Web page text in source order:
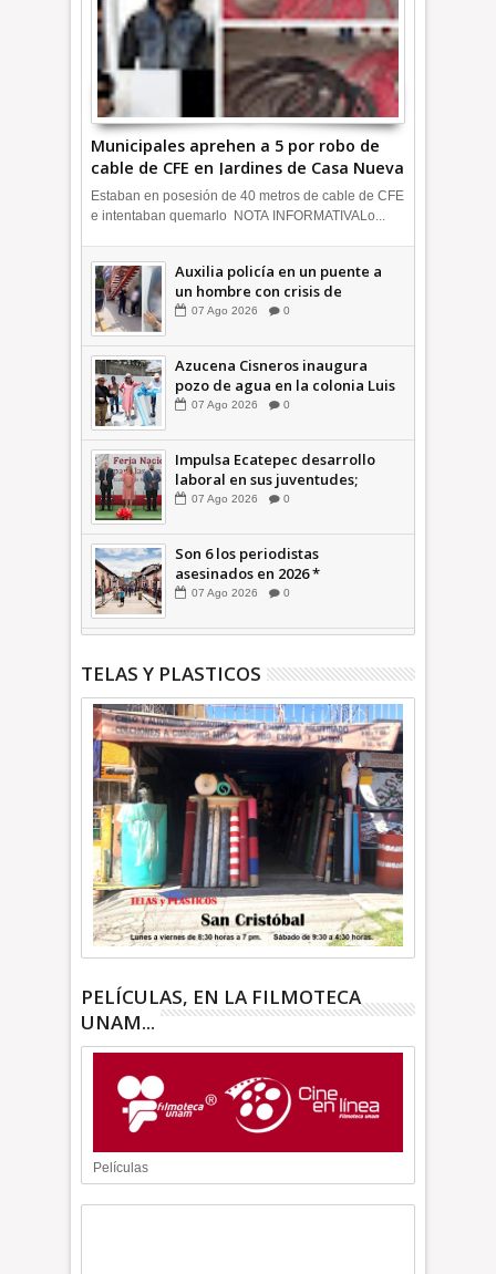
Municipales aprehen a 5 por robo de
cable de CFE en Jardines de Casa Nueva
+Video | INFORMA
Estaban en posesión de 40 metros de cable de CFE
e intentaban quemarlo NOTA INFORMATIVALo...
Auxilia policía en un puente a
un hombre con crisis de
ansiedad en la Vía Morelos |
07 Ago 2026 0
Azucena Cisneros inaugura
pozo de agua en la colonia Luis
Donaldo Colosio +Video |
07 Ago 2026 0
Impulsa Ecatepec desarrollo
laboral en sus juventudes;
inauguran Feria de Empleo y
INFORMATIVA
07 Ago 2026 0
Son 6 los periodistas
asesinados en 2026 *
COMENTARIO A TIEMPO
07 Ago 2026 0
TELAS Y PLASTICOS
PELÍCULAS, EN LA FILMOTECA
UNAM...
Películas